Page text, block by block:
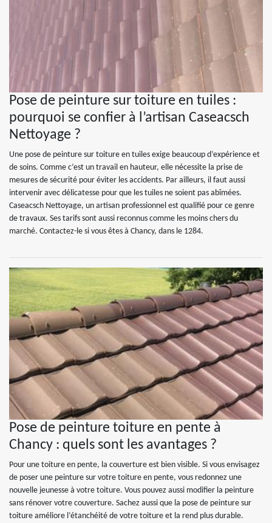
Pose de peinture sur toiture en tuiles :
pourquoi se confier à l’artisan Caseacsch
Nettoyage ?
Une pose de peinture sur toiture en tuiles exige beaucoup d’expérience et
de soins. Comme c’est un travail en hauteur, elle nécessite la prise de
mesures de sécurité pour éviter les accidents. Par ailleurs, il faut aussi
intervenir avec délicatesse pour que les tuiles ne soient pas abîmées.
Caseacsch Nettoyage, un artisan professionnel est qualifié pour ce genre
de travaux. Ses tarifs sont aussi reconnus comme les moins chers du
marché. Contactez-le si vous êtes à Chancy, dans le 1284.
Pose de peinture toiture en pente à
Chancy : quels sont les avantages ?
Pour une toiture en pente, la couverture est bien visible. Si vous envisagez
de poser une peinture sur votre toiture en pente, vous redonnez une
nouvelle jeunesse à votre toiture. Vous pouvez aussi modifier la peinture
sans rénover votre couverture. Sachez aussi que la pose de peinture sur
toiture améliore l’étanchéité de votre toiture et la rend plus durable.